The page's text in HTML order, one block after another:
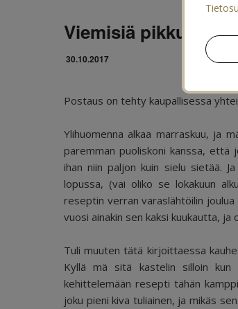
Viemisiä
30.10.2017
Postaus on tehty kaupallisessa
Ylihuomenna alkaa marraskuu, ja
paremman puoliskoni kanssa, että
ihan niin paljon kuin sielu sietää.
lopussa, (vai oliko se lokakuun
reseptin verran varaslähtöilin
vuosi ainakin sen kaksi kuukautta,
Tuli muuten tätä kirjoittaessa
Kyllä mä sitä kastelin silloin
kehittelemään resepti tähän
joku pieni kiva tuliainen, ja mikäs